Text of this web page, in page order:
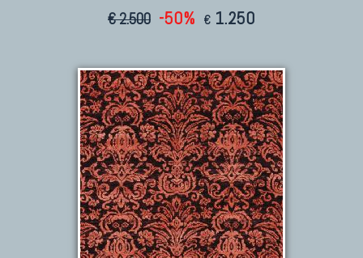
Tappeti Caucasici Antichi: Kazak
Tappeti Caucasici Antichi: Karabagh
Tappeti Caucasici Antichi : Shirvan
Tappeti Caucasici Vecchi E Nuovi
€ 2.500 -50% € 1.250